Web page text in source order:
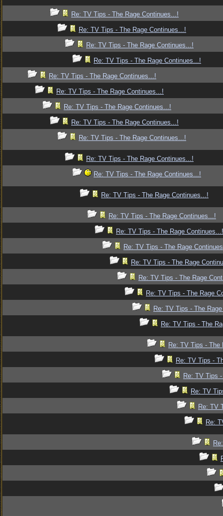
Re: TV Tips - The Rage Continues...!
Re: TV Tips - The Rage Continues...!
Re: TV Tips - The Rage Continues...!
Re: TV Tips - The Rage Continues...!
Re: TV Tips - The Rage Continues...!
Re: TV Tips - The Rage Continues...!
Re: TV Tips - The Rage Continues...!
Re: TV Tips - The Rage Continues...!
Re: TV Tips - The Rage Continues...!
Re: TV Tips - The Rage Continues...!
Re: TV Tips - The Rage Continues...!
Re: TV Tips - The Rage Continues...!
Re: TV Tips - The Rage Continues...!
Re: TV Tips - The Rage Continues...!
Re: TV Tips - The Rage
Re: TV Tips - The Rage
Re: TV Tips - The Rage
Re: TV Tips - The Rage
Re: TV Tips - The
Re: TV Tips - The
Re: TV Tips - The
Re: TV Tips -
Re: TV Tips
Re: TV
Re: TV
Re: